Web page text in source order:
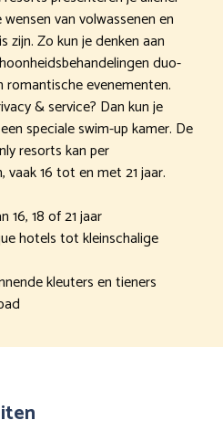
van volwassenen en
zijn. Zo kun je denken aan
duo-
evenementen.
& service? Dan kun je
speciale swim-up kamer. De
resorts kan per
16 tot en met 21 jaar.
16, 18 of 21 jaar
hotels tot kleinschalige
kleuters en tieners